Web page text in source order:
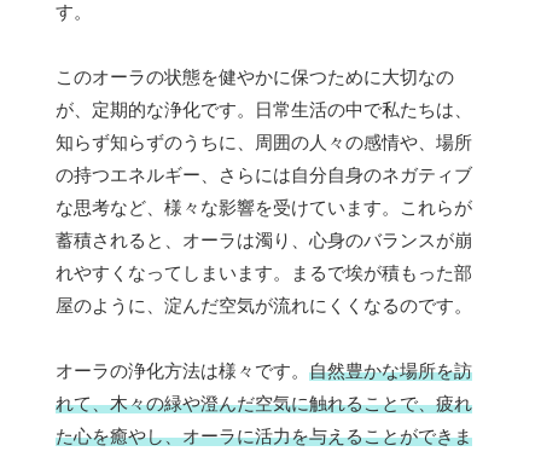
す。
このオーラの状態を健やかに保つために大切なの
が、定期的な浄化です。日常生活の中で私たちは、
知らず知らずのうちに、周囲の人々の感情や、場所
の持つエネルギー、さらには自分自身のネガティブ
な思考など、様々な影響を受けています。これらが
蓄積されると、オーラは濁り、心身のバランスが崩
れやすくなってしまいます。まるで埃が積もった部
屋のように、淀んだ空気が流れにくくなるのです。
オーラの浄化方法は様々です。 自然豊かな場所を訪
れて、木々の緑や澄んだ空気に触れることで、疲れ
た心を癒やし、オーラに活力を与えることができま